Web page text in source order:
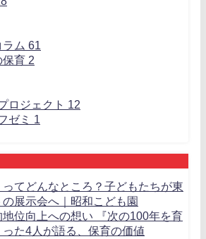
ム 61
保育 2
ロジェクト 12
ゼミ 1
ってどんなところ？子どもたちが東
展示会へ｜昭和こども園
位向上への想い 『次の100年を育
た4人が語る、保育の価値